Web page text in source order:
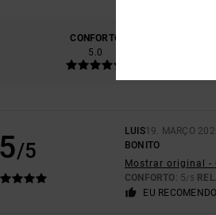
CONFORTO
5.0
5/5
LUIS19. MARÇO
BONITO
Mostrar original -
CONFORTO: 5/5
EU